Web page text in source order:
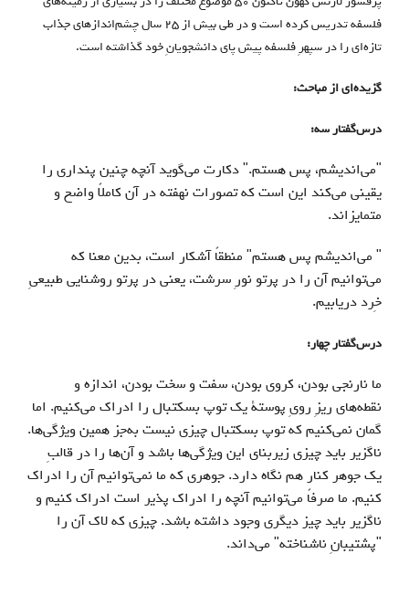
فلسفه تدریس کرده است و در طی بیش از 25 سال چشم‌اندازهای جذاب
تازه‌ای را در سپهرِ فلسفه پیش پای دانشجویانِ خود گذاشته است.
گزيده‌اي از مباحث:
درس‌گفتار سه:
"می‌اندیشم، پس هستم." دکارت می‌گوید آنچه چنین پنداری را
یقینی می‌کند این است که تصورات نهفته در آن کاملاً واضح و
متمایزاند.
" می‌اندیشم پس هستم" منطقاً آشکار است، بدین معنا که
می‌توانیم آن را در پرتو نورِ سرشت، یعنی در پرتو روشنایی طبیعیِ
خِرد دریابیم.
درس‌گفتار چهار:
ما نارنجی بودن، کروی بودن، سفت و سخت بودن، اندازه و
نقطه‌های ریزِ رویِ پوستۀ یک توپ بسکتبال را ادراک می‌کنیم. اما
گمان نمی‌کنیم که توپ بسکتبال چیزی نیست به‌جز همین ویژگی‌ها.
ناگزیر باید چیزی زیربنای این ویژگی‌ها باشد و آن‌ها را در قالبِ
یک جوهر کنار هم نگاه دارد. جوهری که ما نمی‌توانیم آن را ادراک
کنیم. ما صرفاً می‌توانیم آنچه را ادراک پذیر است ادراک کنیم و
ناگزیر باید چیز دیگری وجود داشته باشد. چیزی که لاک آن را
"پشتیبانِ ناشناخته" می‌داند.